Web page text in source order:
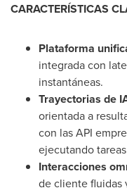
CARACTERÍSTICAS
Plataforma
integrada con
instantáneas.
Trayectorias de
orientada a
con las API
ejecutando
Interacciones
de cliente fluidas